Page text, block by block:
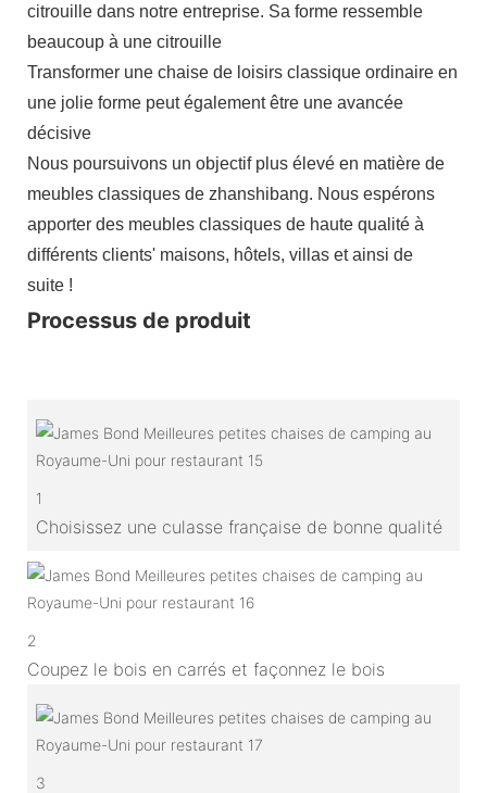
citrouille dans notre entreprise. Sa forme ressemble
beaucoup à une citrouille
Transformer une chaise de loisirs classique ordinaire en
une jolie forme peut également être une avancée
décisive
Nous poursuivons un objectif plus élevé en matière de
meubles classiques de zhanshibang. Nous espérons
apporter des meubles classiques de haute qualité à
différents clients' maisons, hôtels, villas et ainsi de
suite !
Processus de produit
1
Choisissez une culasse française de bonne qualité
2
Coupez le bois en carrés et façonnez le bois
3